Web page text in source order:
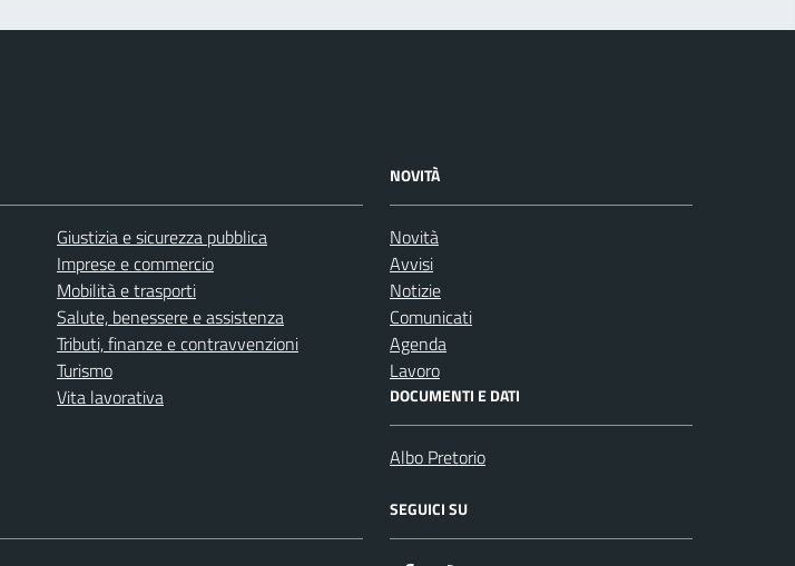
Giustizia e sicurezza pubblica
Imprese e commercio
Mobilità e trasporti
Salute, benessere e assistenza
Tributi, finanze e contravvenzioni
Turismo
Vita lavorativa
NOVITÀ
Novità
Avvisi
Notizie
Comunicati
Agenda
Lavoro
DOCUMENTI E DATI
Albo Pretorio
SEGUICI SU